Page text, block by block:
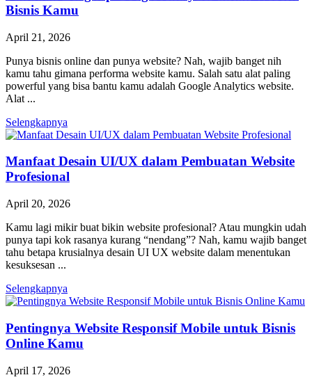
Bisnis Kamu
April 21, 2026
Punya bisnis online dan punya website? Nah, wajib banget nih
kamu tahu gimana performa website kamu. Salah satu alat paling
powerful yang bisa bantu kamu adalah Google Analytics website.
Alat ...
Selengkapnya
Manfaat Desain UI/UX dalam Pembuatan Website
Profesional
April 20, 2026
Kamu lagi mikir buat bikin website profesional? Atau mungkin udah
punya tapi kok rasanya kurang “nendang”? Nah, kamu wajib banget
tahu betapa krusialnya desain UI UX website dalam menentukan
kesuksesan ...
Selengkapnya
Pentingnya Website Responsif Mobile untuk Bisnis
Online Kamu
April 17, 2026